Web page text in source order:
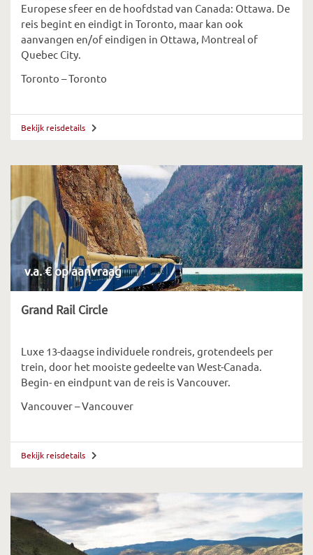
Europese sfeer en de hoofdstad van Canada: Ottawa. De
reis begint en eindigt in Toronto, maar kan ook
aanvangen en/of eindigen in Ottawa, Montreal of
Quebec City.
Toronto – Toronto
Bekijk reisdetails
v.a. € op aanvraag
Grand Rail Circle
Luxe 13-daagse individuele rondreis, grotendeels per
trein, door het mooiste gedeelte van West-Canada.
Begin- en eindpunt van de reis is Vancouver.
Vancouver – Vancouver
Bekijk reisdetails